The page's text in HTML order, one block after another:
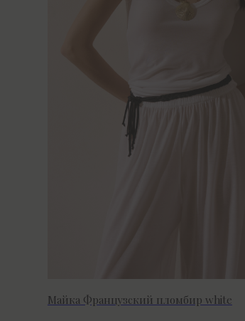
Майка Французский пломбир white